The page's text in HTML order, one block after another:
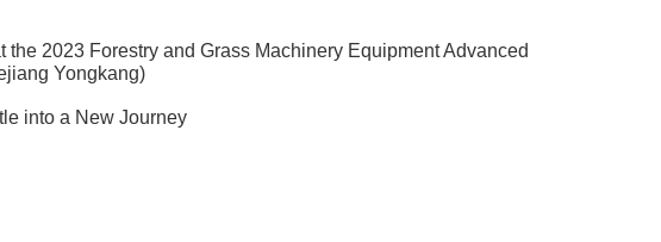
2023 Forestry and Grass Machinery Equipment Advanced
Yongkang)
into a New Journey